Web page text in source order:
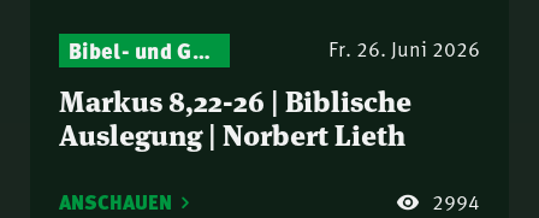
Bibel- und Gebetsstunde – Jeden Donnerstag neu: Vers-für-Vers-Auslegungen Fr. 26. Juni 2026
Markus 8,22-26 | Biblische
Auslegung | Norbert Lieth
ANSCHAUEN 2994